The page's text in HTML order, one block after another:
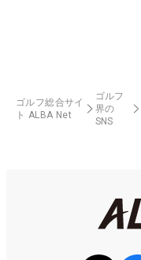
ゴルフ総合サイ
ト ALBA Net
ゴルフ
界の
SNS